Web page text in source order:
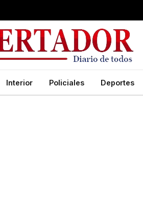
Interior Policiales Deportes